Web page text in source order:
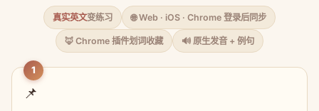
真实英文变练习 🌐 Web · iOS · Chrome 登录后同步
🦊 Chrome 插件划词收藏 🔊 原生发音 + 例句
1
📌